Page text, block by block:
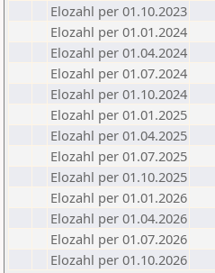
Elozahl per 01.10.2023
Elozahl per 01.01.2024
Elozahl per 01.04.2024
Elozahl per 01.07.2024
Elozahl per 01.10.2024
Elozahl per 01.01.2025
Elozahl per 01.04.2025
Elozahl per 01.07.2025
Elozahl per 01.10.2025
Elozahl per 01.01.2026
Elozahl per 01.04.2026
Elozahl per 01.07.2026
Elozahl per 01.10.2026